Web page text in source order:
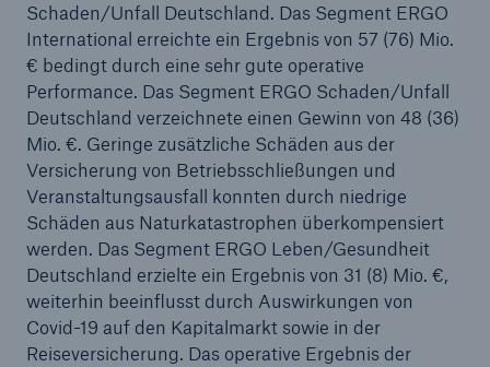
Schaden/Unfall Deutschland. Das Segment ERGO
International erreichte ein Ergebnis von 57 (76) Mio.
€ bedingt durch eine sehr gute operative
Performance. Das Segment ERGO Schaden/Unfall
Deutschland verzeichnete einen Gewinn von 48 (36)
Mio. €. Geringe zusätzliche Schäden aus der
Versicherung von Betriebsschließungen und
Veranstaltungsausfall konnten durch niedrige
Schäden aus Naturkatastrophen überkompensiert
werden. Das Segment ERGO Leben/Gesundheit
Deutschland erzielte ein Ergebnis von 31 (8) Mio. €,
weiterhin beeinflusst durch Auswirkungen von
Covid-19 auf den Kapitalmarkt sowie in der
Reiseversicherung. Das operative Ergebnis der
TRUMPF und Munich Re planen neues
Geschäftsmodell
Munich Re erzielt gutes Q2-Ergebnis trotz hoher
Pandemieschäden
Munich Re begibt grüne Anleihe
Pandemien, Klimawandel, Cyber: Großrisiken der
Gegenwart – Bessere Vorbereitung nötig
Innovationen, die Leben retten: Munich Re und
Fraunhofer prämieren Ideen zur Covid-19-
Behandlung